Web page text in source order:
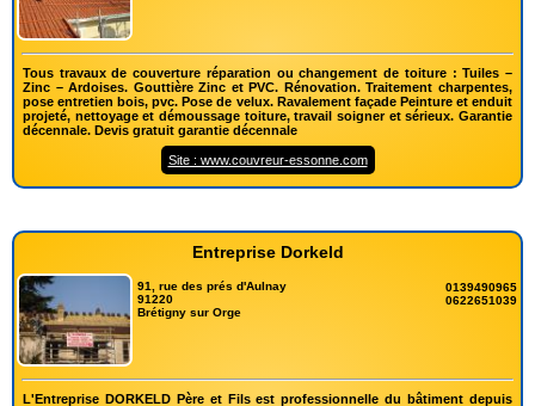
Tous travaux de couverture réparation ou changement de toiture : Tuiles –
Zinc – Ardoises. Gouttière Zinc et PVC. Rénovation. Traitement charpentes,
pose entretien bois, pvc. Pose de velux. Ravalement façade Peinture et enduit
projeté, nettoyage et démoussage toiture, travail soigner et sérieux. Garantie
décennale. Devis gratuit garantie décennale
Site : www.couvreur-essonne.com
Entreprise Dorkeld
91, rue des prés d'Aulnay
91220
Brétigny sur Orge
0139490965
0622651039
L'Entreprise DORKELD Père et Fils est professionnelle du bâtiment depuis